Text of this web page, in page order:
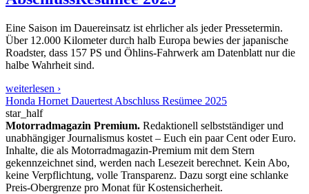
Eine Saison im Dauereinsatz ist ehrlicher als jeder Pressetermin.
Über 12.000 Kilometer durch halb Europa bewies der japanische
Roadster, dass 157 PS und Öhlins-Fahrwerk am Datenblatt nur die
halbe Wahrheit sind.
weiterlesen ›
Honda Hornet Dauertest Abschluss Resümee 2025
star_half
Motorradmagazin Premium. Redaktionell selbstständiger und
unabhängiger Journalismus kostet – Euch ein paar Cent oder Euro.
Inhalte, die als Motorradmagazin-Premium mit dem Stern
gekennzeichnet sind, werden nach Lesezeit berechnet. Kein Abo,
keine Verpflichtung, volle Transparenz. Dazu sorgt eine schlanke
Preis-Obergrenze pro Monat für Kostensicherheit.